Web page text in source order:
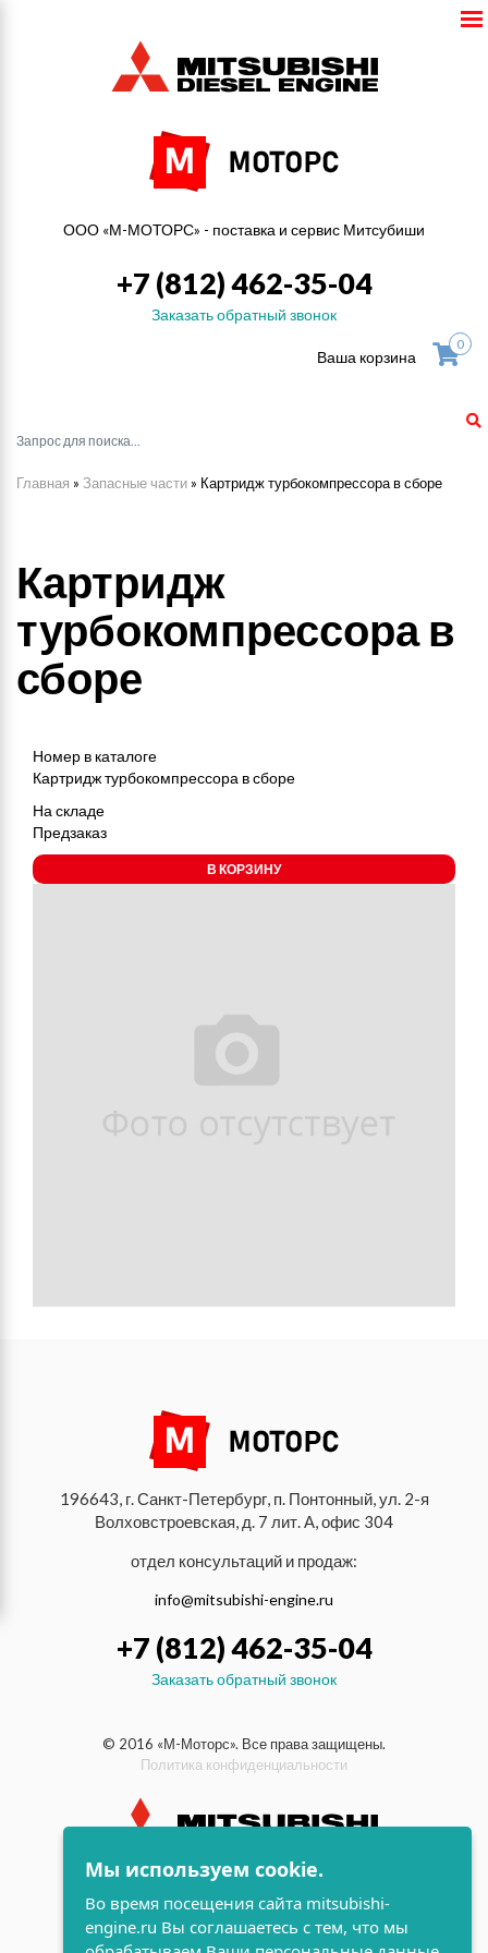
ООО «М-МОТОРС» - поставка и сервис Митсубиши
+7 (812) 462-35-04
Заказать обратный звонок
Ваша корзина
0
Главная » Запасные части » Картридж турбокомпрессора в сборе
Картридж
турбокомпрессора в
сборе
Номер в каталоге
Картридж турбокомпрессора в сборе
На складе
Предзаказ
В КОРЗИНУ
196643, г. Санкт-Петербург, п. Понтонный, ул. 2-я
Волховстроевская, д. 7 лит. А, офис 304
отдел консультаций и продаж:
info@mitsubishi-engine.ru
+7 (812) 462-35-04
Заказать обратный звонок
© 2016 «М-Моторс». Все права защищены.
Политика конфиденциальности
индустриальные и морские
дизельные двигатели Mitsubishi
Мы используем cookie.
Во время посещения сайта mitsubishi-
engine.ru Вы соглашаетесь с тем, что мы